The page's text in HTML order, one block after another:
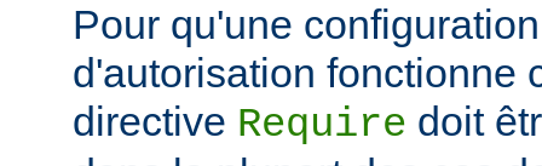
Pour qu'une
d'autorisation fonctionne
directive Require doit